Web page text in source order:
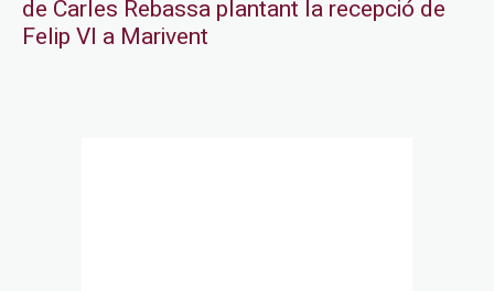
de Carles Rebassa plantant la recepció de
Felip VI a Marivent